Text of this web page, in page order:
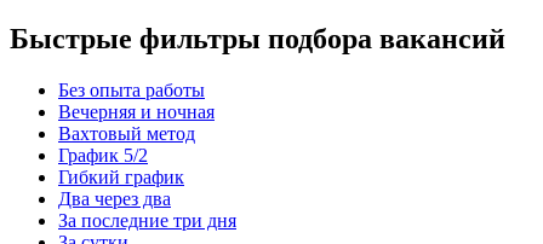
Быстрые фильтры подбора вакансий
Без опыта работы
Вечерняя и ночная
Вахтовый метод
График 5/2
Гибкий график
Два через два
За последние три дня